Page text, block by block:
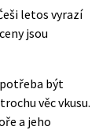
letos vyrazí
jsou
být
věc vkusu.
a jeho